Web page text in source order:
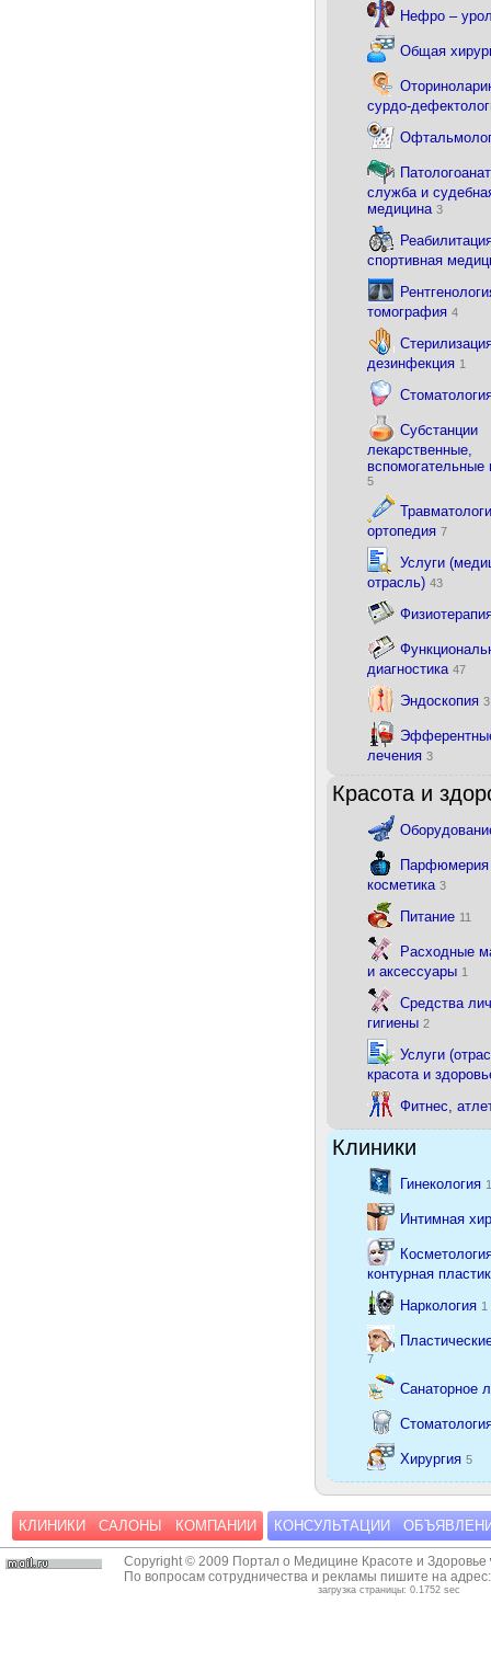
Нефро –
Общая
сурдо-
служба и
медицина 3
спортивная
томография 4
дезинфекция 1
Субстанции
лекарственные,
вспомогательные
5
ортопедия 7
Услуги
отрасль) 43
диагностика 47
Эндоскопия 3
лечения 3
Красота и
Парфюмерия
косметика 3
Питание 11
Расходные
и аксессуары 1
Средства
гигиены 2
Услуги
красота и
Фитнес,
Клиники
Гинекология 1
Интимная
контурная
Наркология 1
7
Санаторное
Хирургия 5
КЛИНИКИ САЛОНЫ КОМПАНИИ КОНСУЛЬТАЦИИ
Copyright © 2009 Портал о Медицине Красоте и Здоровье
По вопросам сотрудничества и рекламы пишите на
загрузка страницы: 0.1752 sec